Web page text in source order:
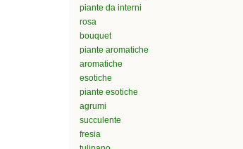
piante da interni
rosa
bouquet
piante aromatiche
aromatiche
esotiche
piante esotiche
agrumi
succulente
fresia